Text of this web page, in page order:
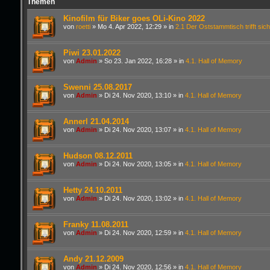
Themen
Kinofilm für Biker goes OLi-Kino 2022
von roetti» Mo 4. Apr 2022, 12:29» in 2.1 Der Oststammtisch trifft sich
Piwi 23.01.2022
von Admin » So 23. Jan 2022, 16:28» in 4.1. Hall of Memory
Swenni 25.08.2017
von Admin » Di 24. Nov 2020, 13:10» in 4.1. Hall of Memory
Annerl 21.04.2014
von Admin » Di 24. Nov 2020, 13:07» in 4.1. Hall of Memory
Hudson 08.12.2011
von Admin » Di 24. Nov 2020, 13:05» in 4.1. Hall of Memory
Hetty 24.10.2011
von Admin » Di 24. Nov 2020, 13:02» in 4.1. Hall of Memory
Franky 11.08.2011
von Admin » Di 24. Nov 2020, 12:59» in 4.1. Hall of Memory
Andy 21.12.2009
von Admin » Di 24. Nov 2020, 12:56» in 4.1. Hall of Memory